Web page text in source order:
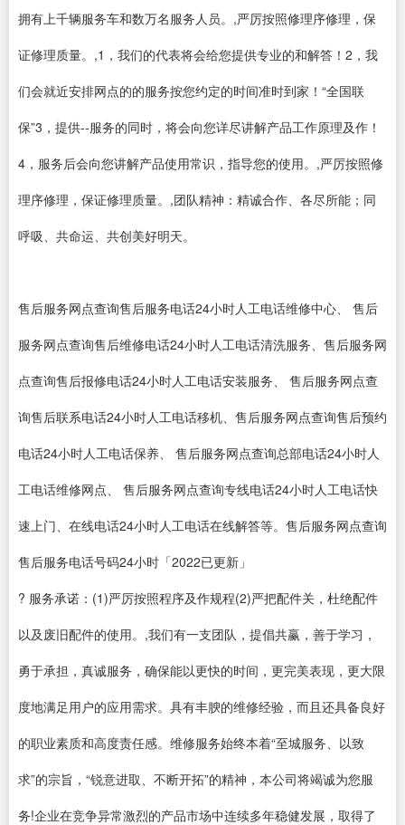
拥有上千辆服务车和数万名服务人员。,严厉按照修理序修理，保
证修理质量。,1，我们的代表将会给您提供专业的和解答！2，我
们会就近安排网点的的服务按您约定的时间准时到家！“全国联
保”3，提供--服务的同时，将会向您详尽讲解产品工作原理及作！
4，服务后会向您讲解产品使用常识，指导您的使用。,严厉按照修
理序修理，保证修理质量。,团队精神：精诚合作、各尽所能；同
呼吸、共命运、共创美好明天。
售后服务网点查询售后服务电话24小时人工电话维修中心、 售后
服务网点查询售后维修电话24小时人工电话清洗服务、售后服务网
点查询售后报修电话24小时人工电话安装服务、 售后服务网点查
询售后联系电话24小时人工电话移机、售后服务网点查询售后预约
电话24小时人工电话保养、 售后服务网点查询总部电话24小时人
工电话维修网点、 售后服务网点查询专线电话24小时人工电话快
速上门、在线电话24小时人工电话在线解答等。售后服务网点查询
售后服务电话号码24小时「2022已更新」
? 服务承诺：(1)严厉按照程序及作规程(2)严把配件关，杜绝配件
以及废旧配件的使用。,我们有一支团队，提倡共赢，善于学习，
勇于承担，真诚服务，确保能以更快的时间，更完美表现，更大限
度地满足用户的应用需求。具有丰腴的维修经验，而且还具备良好
的职业素质和高度责任感。维修服务始终本着“至城服务、以致
求”的宗旨，“锐意进取、不断开拓”的精神，本公司将竭诚为您服
务!企业在竞争异常激烈的产品市场中连续多年稳健发展，取得了